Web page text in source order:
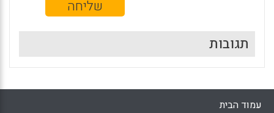
תגובות
עמוד הבית